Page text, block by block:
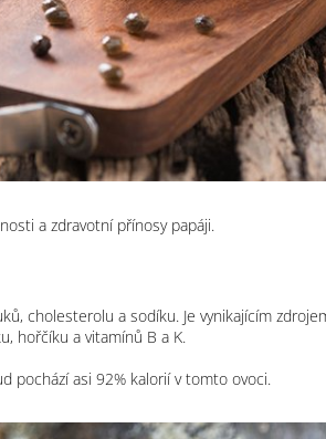
a zdravotní přínosy papáji.
cholesterolu a sodíku. Je vynikajícím
hořčíku a vitamínů B a K.
pochází asi 92% kalorií v tomto ovoci.